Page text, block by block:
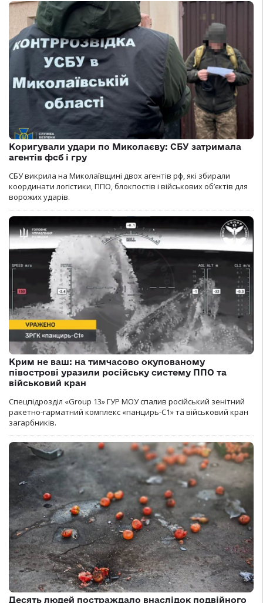
Коригували удари по Миколаєву: СБУ затримала
агентів фсб і гру
СБУ викрила на Миколаївщині двох агентів рф, які збирали
координати логістики, ППО, блокпостів і військових об’єктів для
ворожих ударів.
Крим не ваш: на тимчасово окупованому
півострові уразили російську систему ППО та
військовий кран
Спецпідрозділ «Group 13» ГУР МОУ спалив російський зенітний
ракетно-гарматний комплекс «панцирь-С1» та військовий кран
загарбників.
Десять людей постраждало внаслідок подвійного